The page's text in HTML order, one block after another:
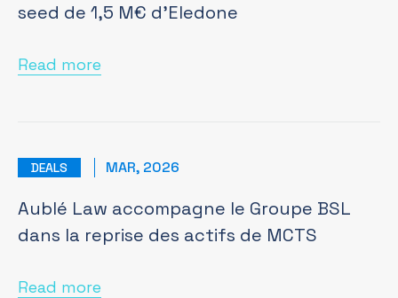
seed de 1,5 M€ d’Eledone
Read more
DEALS MAR, 2026
Aublé Law accompagne le Groupe BSL
dans la reprise des actifs de MCTS
Read more